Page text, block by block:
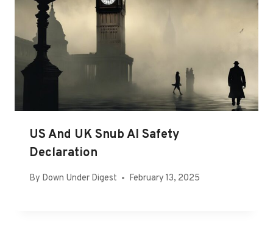
US And UK Snub AI Safety
Declaration
By Down Under Digest February 13, 2025